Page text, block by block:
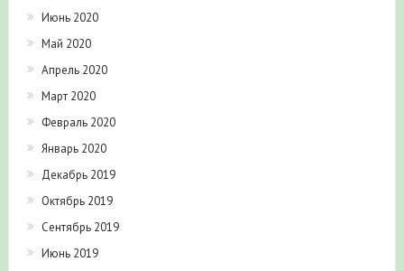
Июнь 2020
Май 2020
Апрель 2020
Март 2020
Февраль 2020
Январь 2020
Декабрь 2019
Октябрь 2019
Сентябрь 2019
Июнь 2019